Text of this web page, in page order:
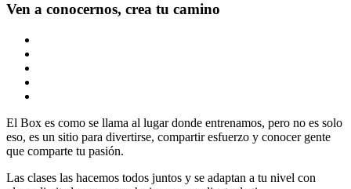
Ven a conocernos, crea tu camino
El Box es como se llama al lugar donde entrenamos, pero no es solo
eso, es un sitio para divertirse, compartir esfuerzo y conocer gente
que comparte tu pasión.
Las clases las hacemos todos juntos y se adaptan a tu nivel con